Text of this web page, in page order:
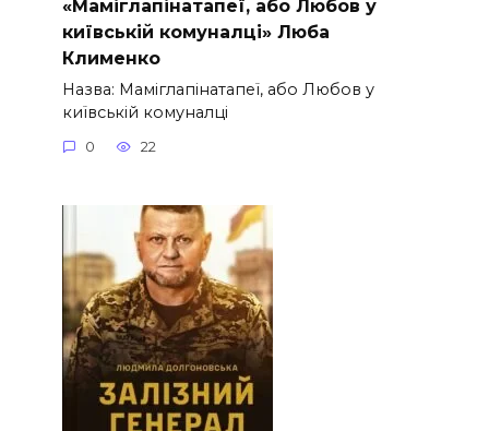
«Маміглапінатапеї, або Любов у
київській комуналці» Люба
Клименко
Назва: Маміглапінатапеї, або Любов у
київській комуналці
0 22